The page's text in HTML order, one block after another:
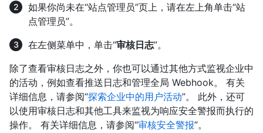
如果你尚未在“站点管理员”页上，请在左上角单击“站
点管理员”。
在左侧菜单中，单击“审核日志”。
除了查看审核日志之外，你也可以通过其他方式监视企业中
的活动，例如查看推送日志和管理全局 Webhook。 有关
详细信息，请参阅“探索企业中的用户活动”。 此外，还可
以使用审核日志和其他工具来监视为响应安全警报而执行的
操作。 有关详细信息，请参阅“审核安全警报”。